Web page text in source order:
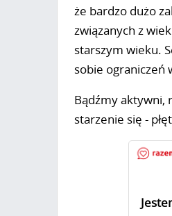
że bardzo dużo
związanych z
starszym wieku.
sobie ograniczeń
Bądźmy aktywni,
starzenie się -